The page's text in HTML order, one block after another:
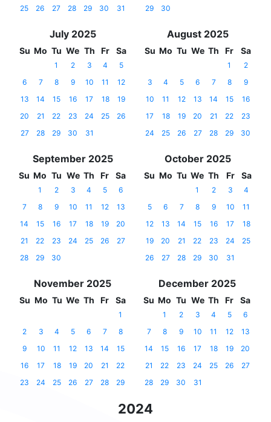
25
26 27 28 29 30 31
29
30
July 2025
Su Mo Tu We Th Fr Sa
1 2 3 4
5
6
7 8 9 10 11
12
13
14 15 16 17 18
19
20
21 22 23 24 25
26
27
28 29 30 31
August 2025
Su Mo Tu We Th Fr Sa
1
2
3
4 5 6 7 8
9
10
11 12 13 14 15
16
17
18 19 20 21 22
23
24
25 26 27 28 29 30
September 2025
Su Mo Tu We Th Fr Sa
1 2 3 4 5
6
7
8 9 10 11 12
13
14
15 16 17 18 19
20
21
22 23 24 25 26
27
28
29 30
October 2025
Su Mo Tu We Th Fr Sa
1 2 3
4
5
6 7 8 9 10
11
12
13 14 15 16 17
18
19
20 21 22 23 24
25
26
27 28 29 30 31
November 2025
Su Mo Tu We Th Fr Sa
1
2
3 4 5 6 7
8
9
10 11 12 13 14
15
16
17 18 19 20 21
22
23
24 25 26 27 28 29
December 2025
Su Mo Tu We Th Fr Sa
1 2 3 4 5
6
7
8 9 10 11 12
13
14
15 16 17 18 19
20
21
22 23 24 25 26
27
28
29 30 31
2024